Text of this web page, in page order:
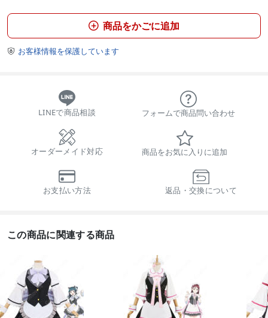
 商品をかごに追加
 お客様情報を保護しています
LINEで商品相談 フォームで商品問い合わせ
オーダーメイド対応 商品をお気に入りに追加
お支払い方法 返品・交換について
この商品に関連する商品